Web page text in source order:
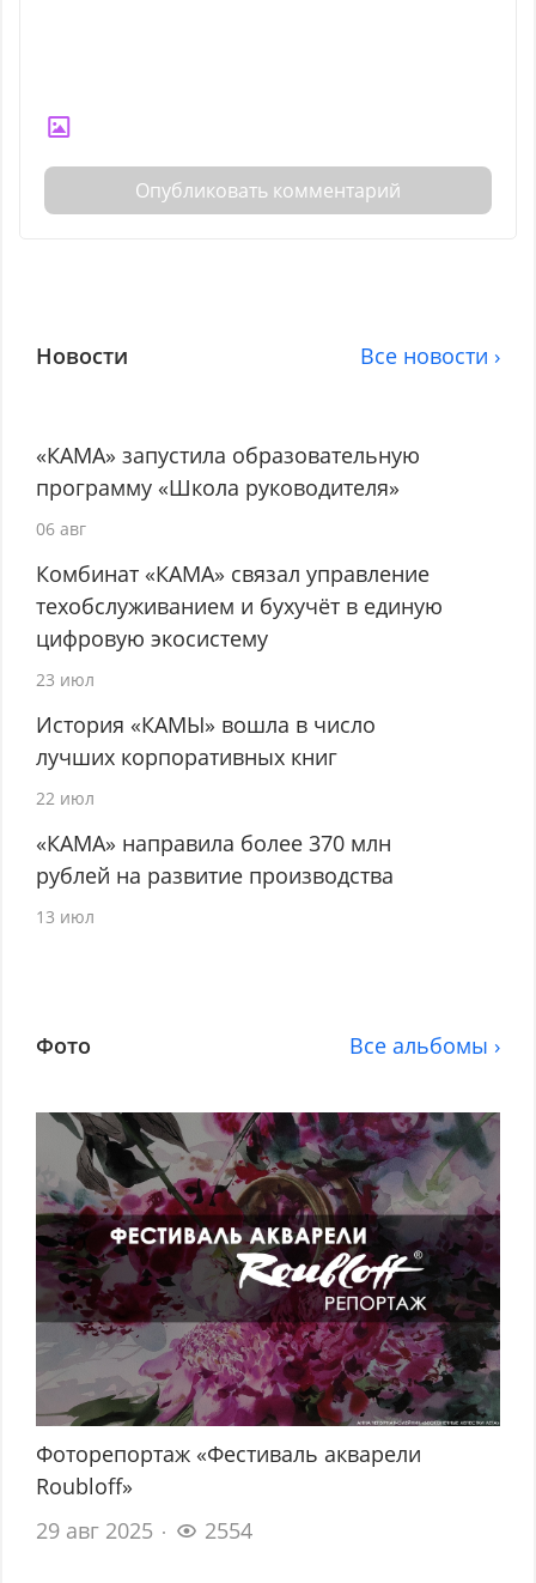
Опубликовать комментарий
Новости Все новости ›
«КАМА» запустила образовательную
программу «Школа руководителя»
06 авг
Комбинат «КАМА» связал управление
техобслуживанием и бухучёт в единую
цифровую экосистему
23 июл
История «КАМЫ» вошла в число
лучших корпоративных книг
22 июл
«КАМА» направила более 370 млн
рублей на развитие производства
13 июл
Фото Все альбомы ›
Фоторепортаж «Фестиваль акварели
Roubloff»
29 авг 2025
2554